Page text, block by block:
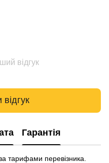
відгук
Гарантія
тарифами перевізника.